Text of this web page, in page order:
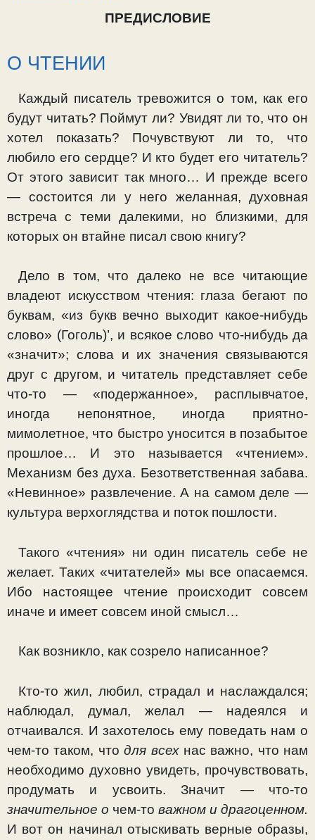
ПРЕДИСЛОВИЕ
О ЧТЕНИИ
Каждый писатель тревожится о том, как его
будут чи­тать? Поймут ли? Увидят ли то, что он
хотел показать? Почувствуют ли то, что
любило его сердце? И кто будет его читатель?
От этого зависит так много… И прежде всего
— состоится ли у него желанная, духовная
встреча с теми далекими, но близкими, для
которых он втайне писал свою книгу?
Дело в том, что далеко не все читающие
владеют искус­ством чтения: глаза бегают по
буквам, «из букв вечно вы­ходит какое-нибудь
слово» (Гоголь)’, и всякое слово что-нибудь да
«значит»; слова и их значения связываются
друг с другом, и читатель представляет себе
что-то — «подер­жанное», расплывчатое,
иногда непонятное, иногда прият­но-
мимолетное, что быстро уносится в позабытое
прош­лое… И это называется «чтением».
Механизм без духа. Без­ответственная забава.
«Невинное» развлечение. А на самом деле —
культура верхоглядства и поток пошлости.
Такого «чтения» ни один писатель себе не
желает. Та­ких «читателей» мы все опасаемся.
Ибо настоящее чтение происходит совсем
иначе и имеет совсем иной смысл…
Как возникло, как созрело написанное?
Кто-то жил, любил, страдал и наслаждался;
наблюдал, думал, желал — надеялся и
отчаивался. И захотелось ему поведать нам о
чем-то таком, чтодля всехнас важно, что нам
необходимо духовно увидеть, прочувствовать,
проду­мать и усвоить. Значит — что-то
значительное о чем-то важном и драгоценном.
И вот он начинал отыскивать верные образы,